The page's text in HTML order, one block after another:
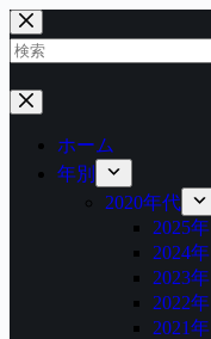
コ
ン
テ
ン
ツ
結
ホーム
年別
2020年代
2025年
2024年
2023年
2022年
2021年